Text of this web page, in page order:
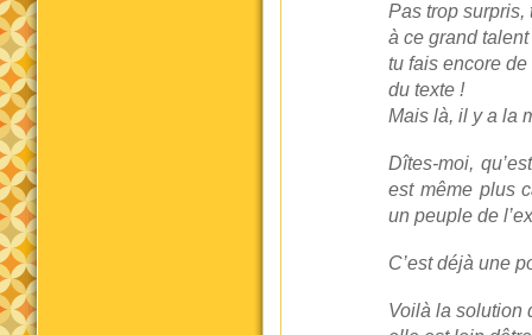
Pas trop surpris,
à ce grand talent
tu fais encore
du texte !
Mais là, il y a la
Dîtes-moi,
est même plus
un peuple de
C’est déjà une
Voilà la solution